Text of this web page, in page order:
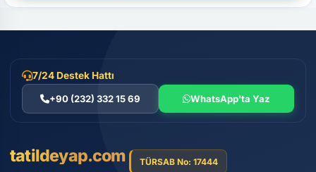
7/24 Destek Hattı
+90 (232) 332 15 69 WhatsApp'ta Yaz
tatildeyap.com TÜRSAB No: 17444